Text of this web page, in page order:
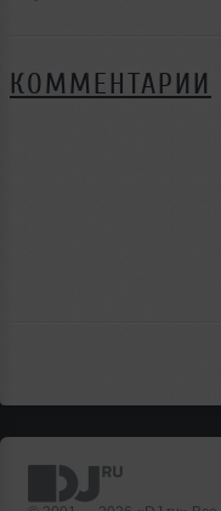
КОММЕНТАРИИ